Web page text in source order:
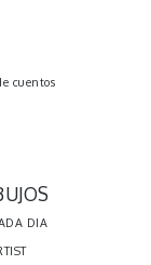
cuentos
DIA